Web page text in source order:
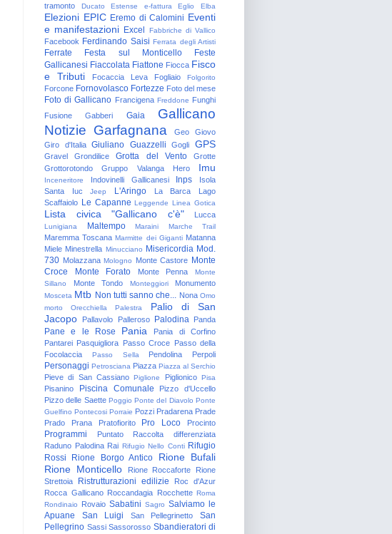
tramonto
Ducato Estense e-fattura Eglio Elba
Elezioni EPIC Eremo di Calomini Eventi
e manifestazioni Excel Fabbriche di Vallico
Facebook Ferdinando Saisi Ferrata degli Artisti
Ferrate Festa sul Monticello
Feste
Gallicanesi Fiaccolata Fiattone Fiocca Fisco
e Tributi
Focaccia Leva Fogliaio Folgorito
Forcone Fornovolasco Fortezze Foto del mese
Foto di Gallicano Francigena Freddone Funghi
Fusione
Gabberi Gaia
Gallicano
Notizie Garfagnana Geo
Giovo
Giro d'Italia
Giuliano Guazzelli Gogli GPS
Gravel Grondilice Grotta del Vento
Grotte
Grottorotondo
Gruppo Valanga Hero Imu
Inceneritore Indovinelli Gallicanesi Inps
Isola
Santa
Iuc Jeep L'Aringo La Barca
Lago
Scaffaiolo Le Capanne Leggende Linea Gotica
Lista civica "Gallicano c'è" Lucca
Lunigiana Maltempo Maraini Marche Trail
Maremma Toscana Marmitte dei Giganti Matanna
Miele Minestrella Minucciano Misericordia Mod.
730 Molazzana Mologno Monte Castore Monte
Croce
Monte Forato Monte Penna
Monte
Sillano
Monte Tondo Monteggiori Monumento
Mosceta Mtb Non tutti sanno che... Nona Omo
morto
Orecchiella Palestra
Palio di San
Jacopo
Pallavolo Palleroso Palodina Panda
Pane e le Rose Pania
Pania di Corfino
Pantarei Pasquigliora Passo Croce Passo della
Focolaccia
Passo Sella Pendolina Perpoli
Personaggi Petrosciana Piazza Piazza al Serchio
Pieve di San Cassiano Piglione Piglionico Pisa
Pisanino Piscina Comunale
Pizzo d'Uccello
Pizzo delle Saette Poggio Ponte del Diavolo Ponte
Guelfino Pontecosi Porraie Pozzi Pradarena Prade
Prado
Prana Pratofiorito Pro Loco Procinto
Programmi Puntato
Raccolta differenziata
Raduno Palodina Rai Rifugio Nello Conti Rifugio
Rossi
Rione Borgo Antico
Rione Bufali
Rione Monticello
Rione Roccaforte
Rione
Strettoia
Ristrutturazioni edilizie
Roc d'Azur
Rocca Gallicano Roccandagia Rocchette Roma
Rondinaio
Rovaio Sabatini Sagro Salviamo le
Apuane
San Luigi San Pellegrinetto
San
Pellegrino Sassi Sassorosso Sbandieratori di